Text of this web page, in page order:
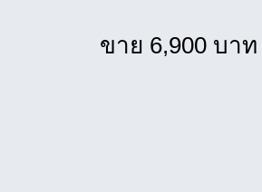
ขาย 6,900 บาท